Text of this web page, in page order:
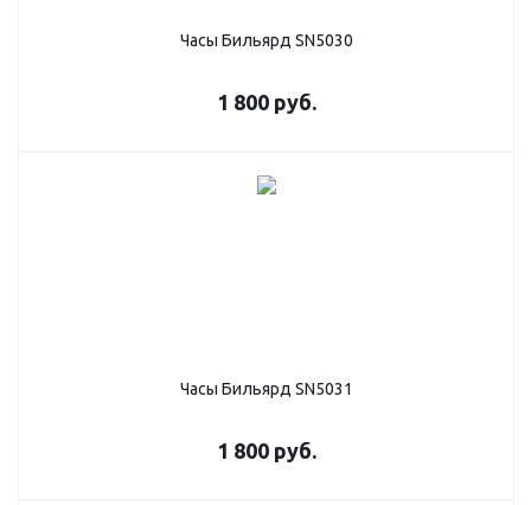
Часы Бильярд SN5030
1 800 руб.
Часы Бильярд SN5031
1 800 руб.